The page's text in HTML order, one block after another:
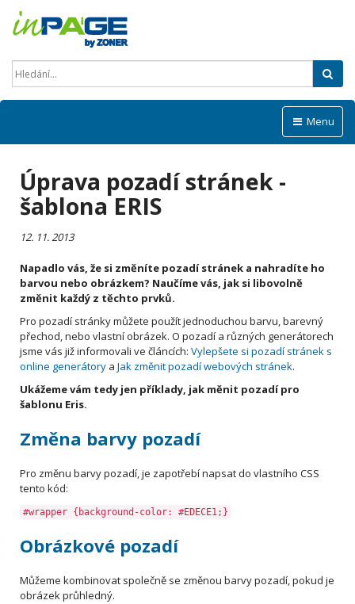
Menu
Úprava pozadí stránek -
šablona ERIS
12. 11. 2013
Napadlo vás, že si změníte pozadí stránek a nahradíte ho
barvou nebo obrázkem? Naučíme vás, jak si libovolně
změnit každý z těchto prvků.
Pro pozadí stránky můžete použít jednoduchou barvu, barevný
přechod, nebo vlastní obrázek. O pozadí a různých generátorech
jsme vás již informovali ve článcích: Vylepšete si pozadí stránek s
online generátory a Jak změnit pozadí webových stránek.
Ukážeme vám tedy jen příklady, jak měnit pozadí pro
šablonu Eris.
Změna barvy pozadí
Pro změnu barvy pozadí, je zapotřebí napsat do vlastního CSS
tento kód:
#wrapper {background-color: #EDECE1;}
Obrázkové pozadí
Můžeme kombinovat společně se změnou barvy pozadí, pokud je
obrázek průhledný.